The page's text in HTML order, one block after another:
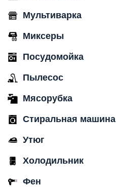
Мультиварка
Миксеры
Посудомойка
Пылесос
Мясорубка
Стиральная машина
Утюг
Холодильник
Фен